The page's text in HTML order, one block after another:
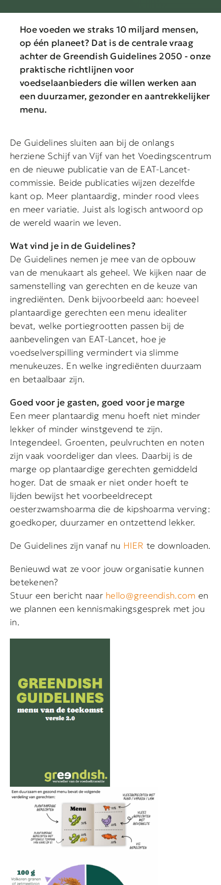
Hoe voeden we straks 10 miljard mensen,
op één planeet? Dat is de centrale vraag
achter de Greendish Guidelines 2050 - onze
praktische richtlijnen voor
voedselaanbieders die willen werken aan
een duurzamer, gezonder en aantrekkelijker
menu.
De Guidelines sluiten aan bij de onlangs
herziene Schijf van Vijf van het Voedingscentrum
en de nieuwe publicatie van de EAT-Lancet-
commissie. Beide publicaties wijzen dezelfde
kant op. Meer plantaardig, minder rood vlees
en meer variatie. Juist als logisch antwoord op
de wereld waarin we leven.
Wat vind je in de Guidelines?
De Guidelines nemen je mee van de opbouw
van de menukaart als geheel. We kijken naar de
samenstelling van gerechten en de keuze van
ingrediënten. Denk bijvoorbeeld aan: hoeveel
plantaardige gerechten een menu idealiter
bevat, welke portiegrootten passen bij de
aanbevelingen van EAT-Lancet, hoe je
voedselverspilling vermindert via slimme
menukeuzes. En welke ingrediënten duurzaam
en betaalbaar zijn.
Goed voor je gasten, goed voor je marge
Een meer plantaardig menu hoeft niet minder
lekker of minder winstgevend te zijn.
Integendeel. Groenten, peulvruchten en noten
zijn vaak voordeliger dan vlees. Daarbij is de
marge op plantaardige gerechten gemiddeld
hoger. Dat de smaak er niet onder hoeft te
lijden bewijst het voorbeeldrecept
oesterzwamshoarma die de kipshoarma verving:
goedkoper, duurzamer en ontzettend lekker.
De Guidelines zijn vanaf nu HIER te downloaden.
Benieuwd wat ze voor jouw organisatie kunnen
betekenen?
Stuur een bericht naar hello@greendish.com en
we plannen een kennismakingsgesprek met jou
in.